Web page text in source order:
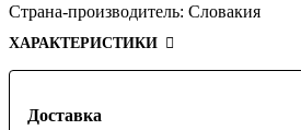
Доставка
Страна-производитель: Словакия
ХАРАКТЕРИСТИКИ